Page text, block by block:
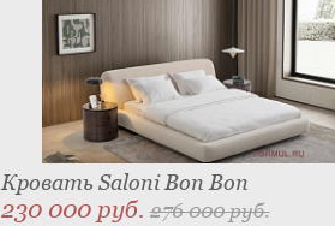
Кровать Saloni Bon Bon
230 000 руб.276 000 руб.